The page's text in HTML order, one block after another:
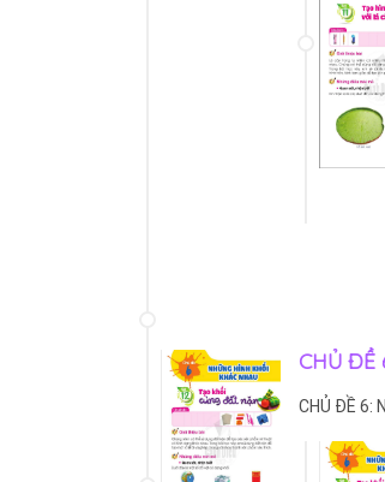
CHỦ ĐỀ
CHỦ ĐỀ 6: